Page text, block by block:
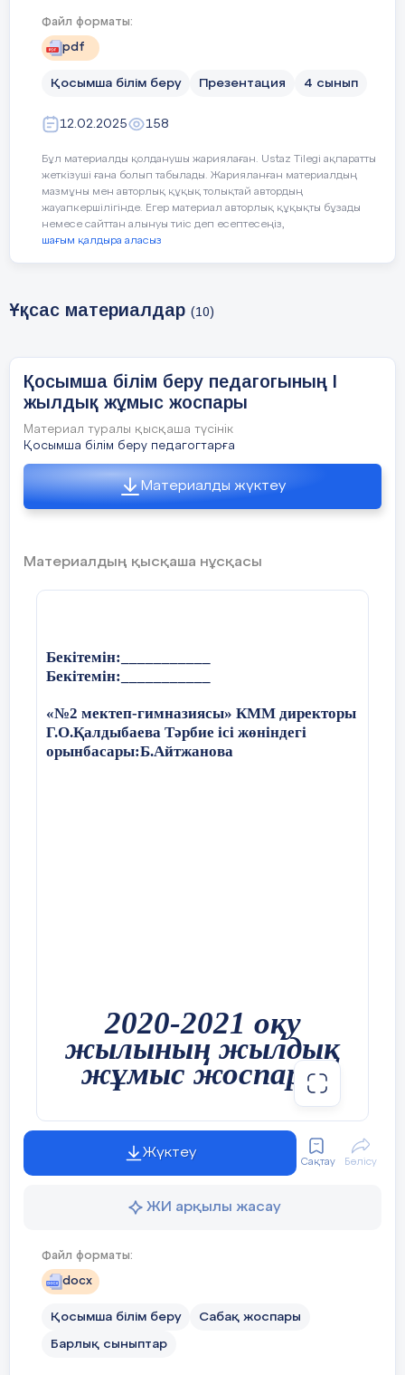
Файл форматы:
pdf
Қосымша білім беру Презентация 4 сынып
12.02.2025 158
Бұл материалды қолданушы жариялаған. Ustaz Tilegi ақпаратты
жеткізуші ғана болып табылады. Жарияланған материалдың
мазмұны мен авторлық құқық толықтай автордың
жауапкершілігінде. Егер материал авторлық құқықты бұзады
немесе сайттан алынуы тиіс деп есептесеңіз,
шағым қалдыра аласыз
Ұқсас материалдар (10)
Қосымша білім беру педагогының І
жылдық жұмыс жоспары
Материал туралы қысқаша түсінік
Қосымша білім беру педагогтарға
Материалды жүктеу
Материалдың қысқаша нұсқасы
Бекітемін:___________
Бекітемін:___________
«№2 мектеп-гимназиясы» КММ директоры
Г.О.Қалдыбаева Тәрбие ісі жөніндегі
орынбасары:Б.Айтжанова
2020-2021 оқу
жылының жылдық
жұмыс жоспары
Қосымша білім беру педагогы:
Жүктеу
Сақтау Бөлісу
ЖИ арқылы жасау
Файл форматы:
docx
Қосымша білім беру Сабақ жоспары
Барлық сыныптар